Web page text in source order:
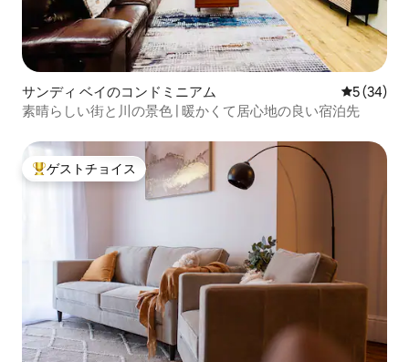
サンディ ベイのコンドミニアム レビュー
5 (34)
素晴らしい街と川の景色 | 暖かくて居心地の良い宿泊先
大好評のゲストチョイスです。
ゲストチョイス